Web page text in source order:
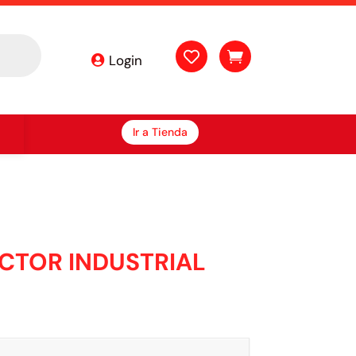
Login  
Ir a Tienda
INDUSTRIAL